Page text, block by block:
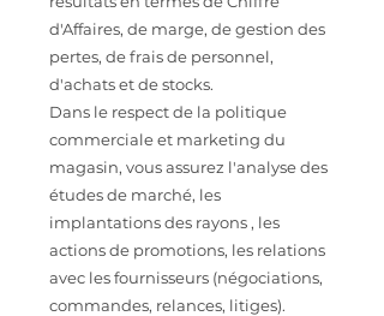
d'Affaires, de marge, de gestion des
pertes, de frais de personnel,
d'achats et de stocks.
Dans le respect de la politique
commerciale et marketing du
magasin, vous assurez l'analyse des
études de marché, les
implantations des rayons , les
actions de promotions, les relations
avec les fournisseurs (négociations,
commandes, relances, litiges).